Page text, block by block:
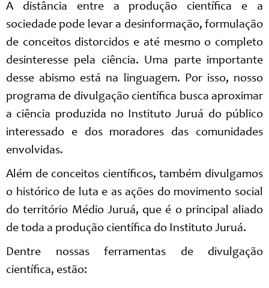
A distância entre a produção científica e a
sociedade pode levar a desinformação, formulação
de conceitos distorcidos e até mesmo o completo
desinteresse pela ciência. Uma parte importante
desse abismo está na linguagem. Por isso, nosso
programa de divulgação científica busca aproximar
a ciência produzida no Instituto Juruá do público
interessado e dos moradores das comunidades
envolvidas.
Além de conceitos científicos, também divulgamos
o histórico de luta e as ações do movimento social
do território Médio Juruá, que é o principal aliado
de toda a produção científica do Instituto Juruá.
Dentre nossas ferramentas de divulgação
científica, estão: